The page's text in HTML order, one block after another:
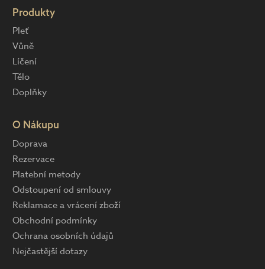
Produkty
Pleť
Vůně
Líčení
Tělo
Doplňky
O Nákupu
Doprava
Rezervace
Platební metody
Odstoupení od smlouvy
Reklamace a vrácení zboží
Obchodní podmínky
Ochrana osobních údajů
Nejčastější dotazy